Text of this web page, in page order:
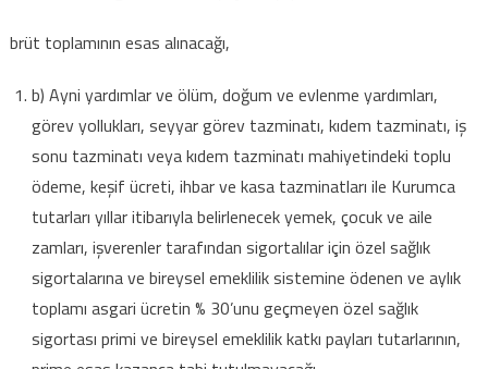
brüt toplamının esas alınacağı,
b) Ayni yardımlar ve ölüm, doğum ve evlenme yardımları,
görev yollukları, seyyar görev tazminatı, kıdem tazminatı, iş
sonu tazminatı veya kıdem tazminatı mahiyetindeki toplu
ödeme, keşif ücreti, ihbar ve kasa tazminatları ile Kurumca
tutarları yıllar itibarıyla belirlenecek yemek, çocuk ve aile
zamları, işverenler tarafından sigortalılar için özel sağlık
sigortalarına ve bireysel emeklilik sistemine ödenen ve aylık
toplamı asgari ücretin % 30’unu geçmeyen özel sağlık
sigortası primi ve bireysel emeklilik katkı payları tutarlarının,